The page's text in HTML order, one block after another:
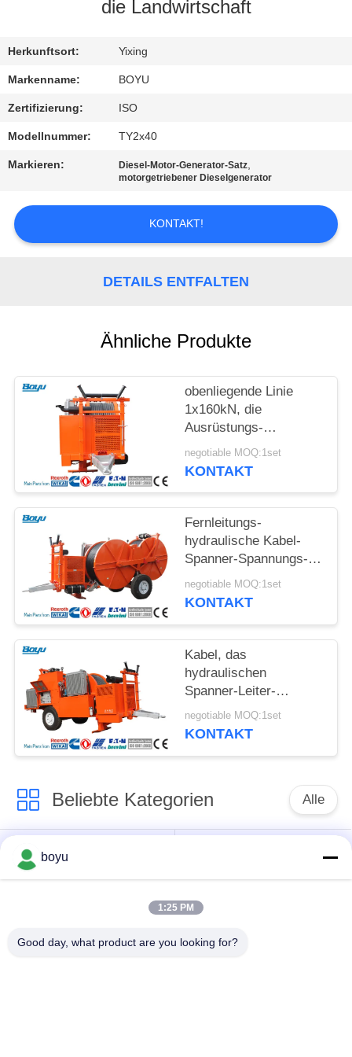
SIE
MIT
UNS
IN
VERBINDUNG
NACHRICHTEN
PRIVACY
POLICY
die Landwirtschaft
Herkunftsort: Yixing
Markenname: BOYU
Zertifizierung: ISO
Modellnummer: TY2x40
Markieren: Diesel-Motor-Generator-Satz,
motorgetriebener Dieselgenerator
KONTAKT!
DETAILS ENTFALTEN
Ähnliche Produkte
obenliegende Linie
1x160kN, die
Ausrüstungs-
hydraulischen Spanner
mit Wasserkühlungs-
negotiable MOQ:1set
KONTAKT
Fernleitungs-
hydraulische Kabel-
Spanner-Spannungs-
Maschine für
obenliegende Linie
negotiable MOQ:1set
KONTAKT
Kabel, das
hydraulischen
Spanner-Leiter-
Stringing Equipment
Hydraulic-Kabel-
negotiable MOQ:1set
KONTAKT
Beliebte Kategorien Alle
Übertragungsleitung,
die Ausrüstung
Spannung, die
Gegendrehdrahtseil
boyu
1:25 PM
Good day, what product are you looking for?